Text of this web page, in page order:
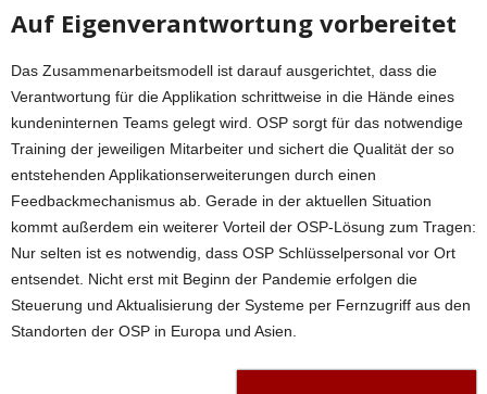
Auf Eigenverantwortung vorbereitet
Das Zusammenarbeitsmodell ist darauf ausgerichtet, dass die
Verantwortung für die Applikation schrittweise in die Hände eines
kundeninternen Teams gelegt wird. OSP sorgt für das notwendige
Training der jeweiligen Mitarbeiter und sichert die Qualität der so
entstehenden Applikationserweiterungen durch einen
Feedbackmechanismus ab. Gerade in der aktuellen Situation
kommt außerdem ein weiterer Vorteil der OSP-Lösung zum Tragen:
Nur selten ist es notwendig, dass OSP Schlüsselpersonal vor Ort
entsendet. Nicht erst mit Beginn der Pandemie erfolgen die
Steuerung und Aktualisierung der Systeme per Fernzugriff aus den
Standorten der OSP in Europa und Asien.